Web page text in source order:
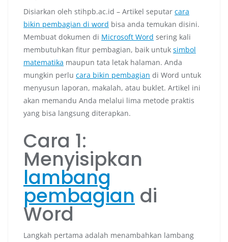
Disiarkan oleh stihpb.ac.id – Artikel seputar cara
bikin pembagian di word bisa anda temukan disini.
Membuat dokumen di Microsoft Word sering kali
membutuhkan fitur pembagian, baik untuk simbol
matematika maupun tata letak halaman. Anda
mungkin perlu cara bikin pembagian di Word untuk
menyusun laporan, makalah, atau buklet. Artikel ini
akan memandu Anda melalui lima metode praktis
yang bisa langsung diterapkan.
Cara 1:
Menyisipkan
lambang
pembagian di
Word
Langkah pertama adalah menambahkan lambang